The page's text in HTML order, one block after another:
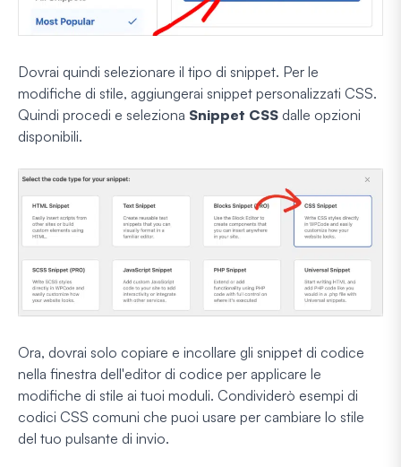
Dovrai quindi selezionare il tipo di snippet. Per le
modifiche di stile, aggiungerai snippet personalizzati CSS.
Quindi procedi e seleziona Snippet CSS dalle opzioni
disponibili.
Ora, dovrai solo copiare e incollare gli snippet di codice
nella finestra dell'editor di codice per applicare le
modifiche di stile ai tuoi moduli. Condividerò esempi di
codici CSS comuni che puoi usare per cambiare lo stile
del tuo pulsante di invio.